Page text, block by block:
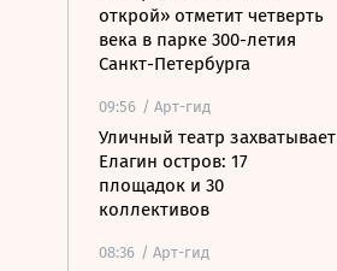
открой» отметит четверть
века в парке 300-летия
Санкт-Петербурга
09:56 / Арт-гид
Уличный театр захватывает
Елагин остров: 17
площадок и 30
коллективов
08:36 / Арт-гид